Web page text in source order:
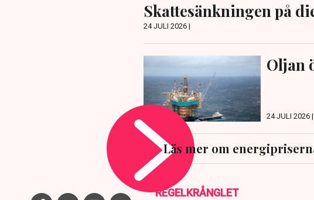
Skattesänkningen på
24 JULI 2026 |
Oljan
24 JULI 2026 |
Läs mer om
REGELKRÅNGLET